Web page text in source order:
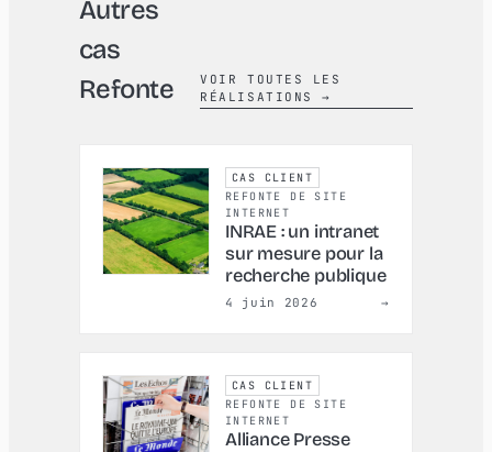
Autres
cas
Refonte
VOIR TOUTES LES
RÉALISATIONS→
CAS CLIENT
REFONTE DE SITE
INTERNET
INRAE : un intranet
sur mesure pour la
recherche publique
4 juin 2026 →
CAS CLIENT
REFONTE DE SITE
INTERNET
Alliance Presse